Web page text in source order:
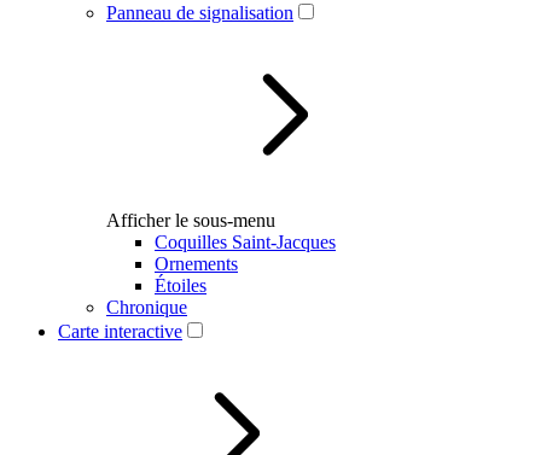
Panneau de signalisation
Afficher le sous-menu
Coquilles Saint-Jacques
Ornements
Étoiles
Chronique
Carte interactive